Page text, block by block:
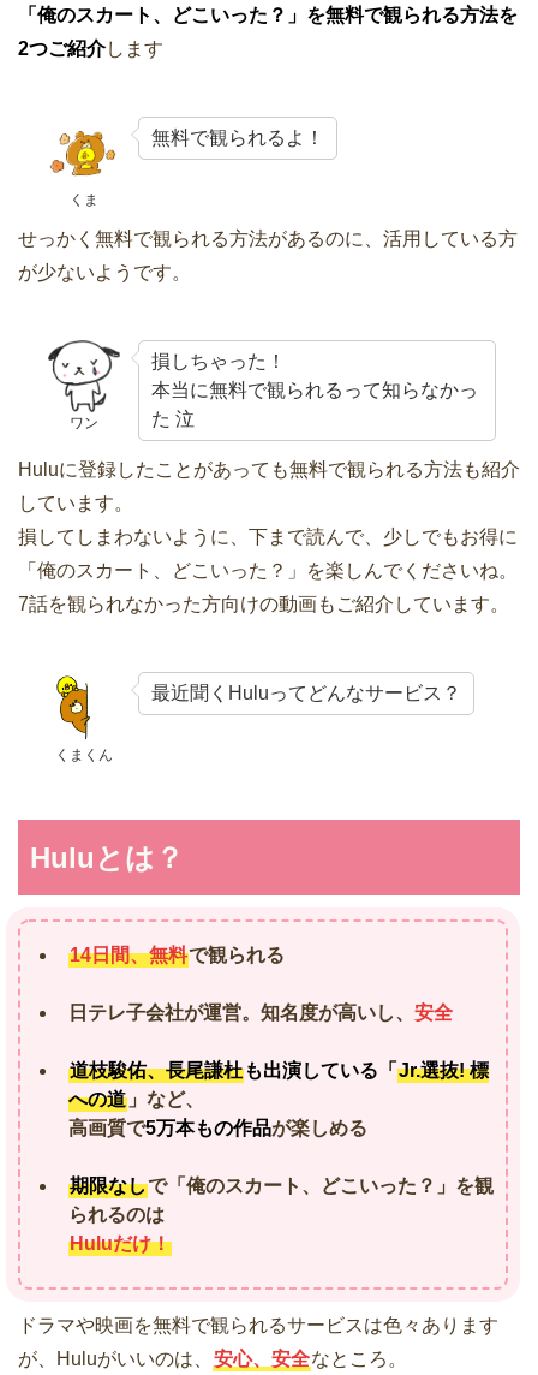
「俺のスカート、どこいった？」を無料で観られる方法を
2つご紹介します
くま
無料で観られるよ！
せっかく無料で観られる方法があるのに、活用している方
が少ないようです。
ワン
損しちゃった！
本当に無料で観られるって知らなかっ
た 泣
Huluに登録したことがあっても無料で観られる方法も紹介
しています。
損してしまわないように、下まで読んで、少しでもお得に
「俺のスカート、どこいった？」を楽しんでくださいね。
7話を観られなかった方向けの動画もご紹介しています。
くまくん
最近聞くHuluってどんなサービス？
Huluとは？
14日間、無料で観られる
日テレ子会社が運営。知名度が高いし、 安全
道枝駿佑、長尾謙杜 も出演している「 Jr.選抜! 標
への道 」など、
高画質で5万本もの作品が楽しめる
期限なしで「俺のスカート、どこいった？」を観
られるのは
Huluだけ！
ドラマや映画を無料で観られるサービスは色々あります
が、Huluがいいのは、 安心、安全なところ。